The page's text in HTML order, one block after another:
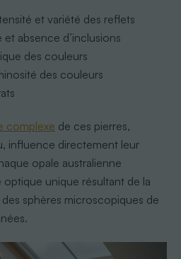
et variété des reflets
et absence d’inclusions
des couleurs
des couleurs
complexe de ces pierres,
influence directement leur
opale australienne
unique résultant de la
sphères microscopiques de